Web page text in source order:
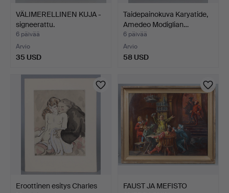
VÄLIMERELLINEN KUJA -
signeerattu.
6 päivää
Arvio
35 USD
Taidepainokuva Karyatide,
Amedeo Modiglian…
6 päivää
Arvio
58 USD
Eroottinen esitys Charles
FAUST JA MEFISTO